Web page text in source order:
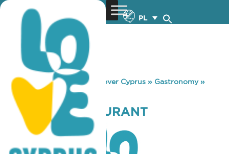
PL
You are here: Home »Discover Cyprus » Gastronomy»
TYRIMOS RESTAURANT
TYRIMOS RESTAURANT